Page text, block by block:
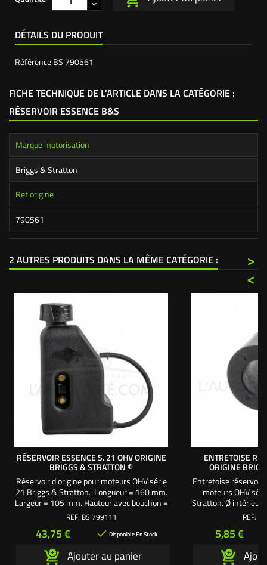
DÉTAILS DU PRODUIT
RéférenceBS 790561
FICHE TECHNIQUE DE L'ARTICLE DANS LA CATÉGORIE :
RÉSERVOIR ESSENCE B&S
Marque motorisation
Briggs & Stratton
Ref origine
790561
2 AUTRES PRODUITS DANS LA MÊME CATÉGORIE :
>
<
RÉSERVOIR ESSENCE S. 21 OHV ORIGINE
BRIGGS & STRATTON ®
Réservoir d'origine pour moteurs OHV série
21 Briggs & Stratton. Longueur = 160 mm.
Largeur = 105 mm. Hauteur avec bouchon =
300 mm. Livré avec Visserie et pates de
REF: BS 799111
Prix
43,75 €  Disponible En Stock
Ajouter au panier
ENTRETOISE
ORIGINE
Entretoise réservoir
moteurs OHV
Stratton. Ø intérieur
mmREF:
Prix
5,85 €